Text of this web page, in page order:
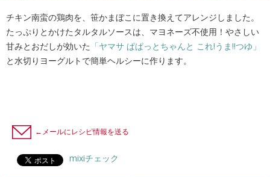
チキン南蛮の鶏肉を、笹かまぼこに置き換えてアレンジしました。
たっぷりとかけたタルタルソースは、マヨネーズ不使用！やさしい
甘みとおだしが効いた 「ヤマサ ぱぱっとちゃんと これ!うま!!つゆ」
と水切りヨーグルトで簡単ヘルシーに作ります。
←メールにレシピ情報を送る
mixiチェック